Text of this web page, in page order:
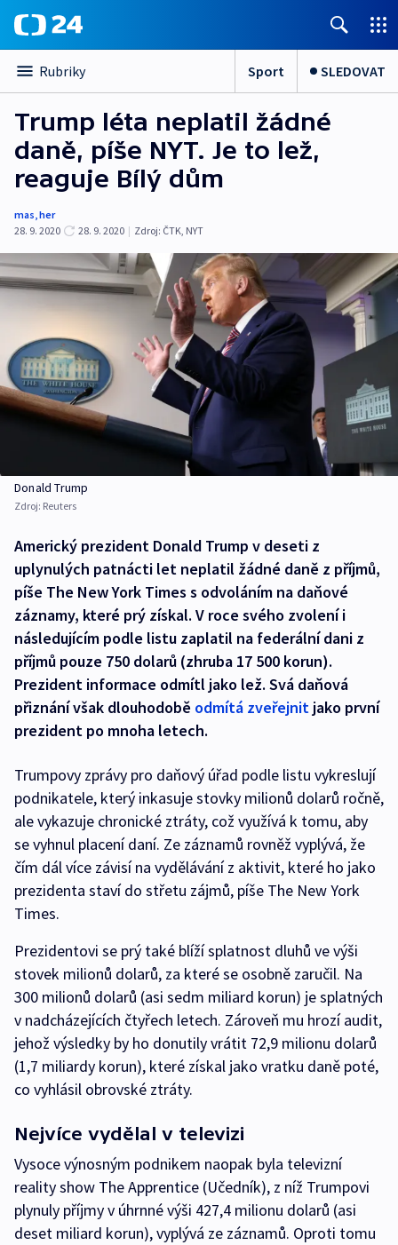
Rubriky Sport SLEDOVAT
Trump léta neplatil žádné
daně, píše NYT. Je to lež,
reaguje Bílý dům
mas,her
28. 9. 2020
28. 9. 2020 | Zdroj: ČTK, NYT
Donald Trump
Zdroj: Reuters
Americký prezident Donald Trump v deseti z
uplynulých patnácti let neplatil žádné daně z příjmů,
píše The New York Times s odvoláním na daňové
záznamy, které prý získal. V roce svého zvolení i
následujícím podle listu zaplatil na federální dani z
příjmů pouze 750 dolarů (zhruba 17 500 korun).
Prezident informace odmítl jako lež. Svá daňová
přiznání však dlouhodobě odmítá zveřejnit jako první
prezident po mnoha letech.
Trumpovy zprávy pro daňový úřad podle listu vykreslují
podnikatele, který inkasuje stovky milionů dolarů ročně,
ale vykazuje chronické ztráty, což využívá k tomu, aby
se vyhnul placení daní. Ze záznamů rovněž vyplývá, že
čím dál více závisí na vydělávání z aktivit, které ho jako
prezidenta staví do střetu zájmů, píše The New York
Times.
Prezidentovi se prý také blíží splatnost dluhů ve výši
stovek milionů dolarů, za které se osobně zaručil. Na
300 milionů dolarů (asi sedm miliard korun) je splatných
v nadcházejících čtyřech letech. Zároveň mu hrozí audit,
jehož výsledky by ho donutily vrátit 72,9 milionu dolarů
(1,7 miliardy korun), které získal jako vratku daně poté,
co vyhlásil obrovské ztráty.
Nejvíce vydělal v televizi
Vysoce výnosným podnikem naopak byla televizní
reality show The Apprentice (Učedník), z níž Trumpovi
plynuly příjmy v úhrnné výši 427,4 milionu dolarů (asi
deset miliard korun), vyplývá ze záznamů. Oproti tomu